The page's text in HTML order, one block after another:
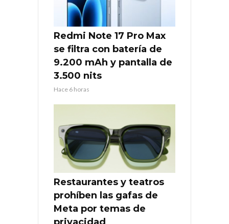
Redmi Note 17 Pro Max
se filtra con batería de
9.200 mAh y pantalla de
3.500 nits
Hace 6 horas
Restaurantes y teatros
prohíben las gafas de
Meta por temas de